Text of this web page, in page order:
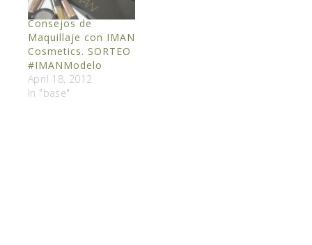
Consejos de
Maquillaje con IMAN
Cosmetics. SORTEO
#IMANModelo
April 18, 2012
In "base"